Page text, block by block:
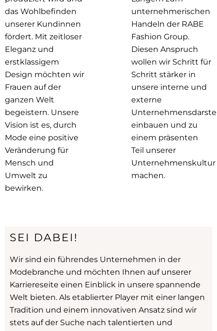
das Wohlbefinden
unserer Kundinnen
fördert. Mit zeitloser
Eleganz und
erstklassigem
Design möchten wir
Frauen auf der
ganzen Welt
begeistern. Unsere
Vision ist es, durch
Mode eine positive
Veränderung für
Mensch und
Umwelt zu
bewirken.
unternehmerischen
Handeln der RABE
Fashion Group.
Diesen Anspruch
wollen wir Schritt für
Schritt stärker in
unsere interne und
externe
einbauen und zu
einem präsenten
Teil unserer
Unternehmenskultur
machen.
SEI DABEI!
Wir sind ein führendes Unternehmen in der
Modebranche und möchten Ihnen auf unserer
Karriereseite einen Einblick in unsere spannende
Welt bieten. Als etablierter Player mit einer langen
Tradition und einem innovativen Ansatz sind wir
stets auf der Suche nach talentierten und